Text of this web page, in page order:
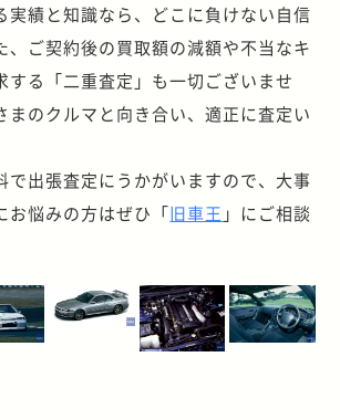
実績と知識なら、どこに負けない自信
、ご契約後の買取額の減額や不当なキ
する「二重査定」も一切ございませ
まのクルマと向き合い、適正に査定い
で出張査定にうかがいますので、大事
お悩みの方はぜひ「旧車王 」にご相談